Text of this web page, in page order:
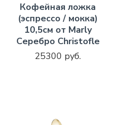
Кофейная ложка
(эспрессо / мокка)
10,5см от Marly
Серебро Christofle
25300 руб.